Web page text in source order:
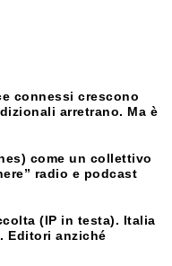
connessi crescono
arretrano. Ma è
come un collettivo
radio e podcast
(IP in testa). Italia
Editori anziché